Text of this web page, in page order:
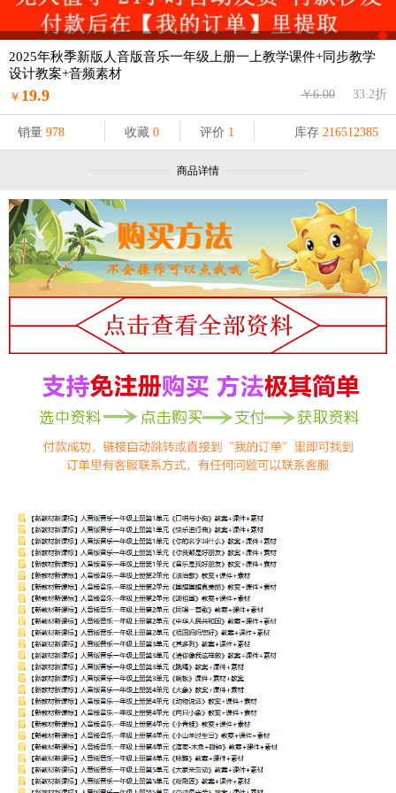
2025年秋季新版人音版音乐一年级上册一上教学课件+同步教学
设计教案+音频素材
￥ 19.9 ￥6.00 33.2折
销量 978 收藏0 评价 1 库存 216512385
商品详情